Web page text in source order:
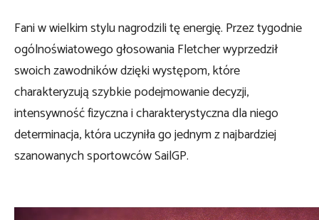
Fani w wielkim stylu nagrodzili tę energię. Przez tygodnie
ogólnoświatowego głosowania Fletcher wyprzedził
swoich zawodników dzięki występom, które
charakteryzują szybkie podejmowanie decyzji,
intensywność fizyczna i charakterystyczna dla niego
determinacja, która uczyniła go jednym z najbardziej
szanowanych sportowców SailGP.